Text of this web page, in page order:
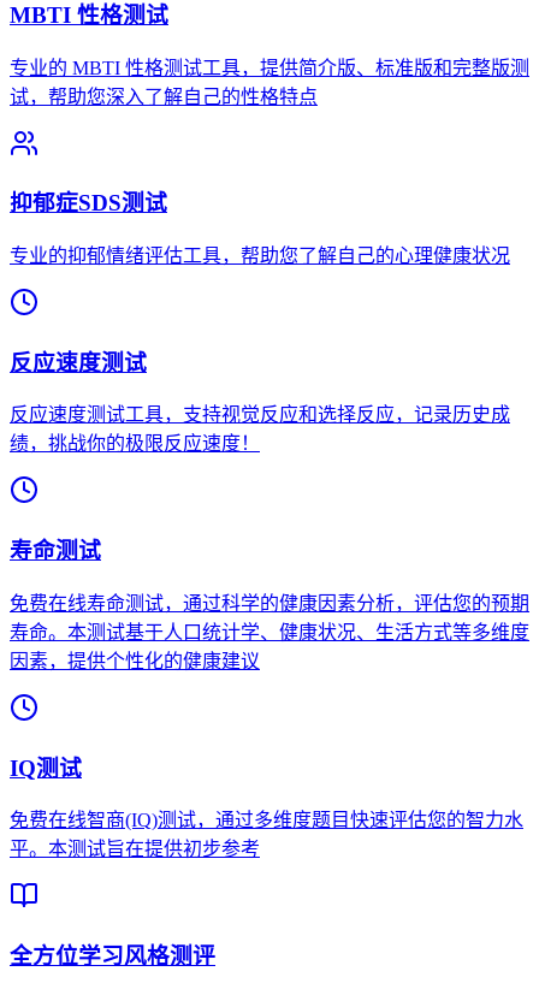
MBTI 性格测试
专业的 MBTI 性格测试工具，提供简介版、标准版和完整版测
试，帮助您深入了解自己的性格特点
抑郁症SDS测试
专业的抑郁情绪评估工具，帮助您了解自己的心理健康状况
反应速度测试
反应速度测试工具，支持视觉反应和选择反应，记录历史成
绩，挑战你的极限反应速度！
寿命测试
免费在线寿命测试，通过科学的健康因素分析，评估您的预期
寿命。本测试基于人口统计学、健康状况、生活方式等多维度
因素，提供个性化的健康建议
IQ测试
免费在线智商(IQ)测试，通过多维度题目快速评估您的智力水
平。本测试旨在提供初步参考
全方位学习风格测评